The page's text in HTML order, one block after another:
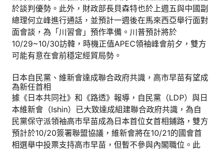
於談判優勢。此外，財政部長貝森特也於上週五與中國副
總理何立峰進行通話，並預計一週後在馬來西亞舉行面對
面會談，為「川習會」預作準備。川普預計將於
10/29~10/30訪韓，時機正值APEC領袖峰會前夕，雙方
可能有意在會前穩定經貿局勢。
日本自民黨、維新會達成聯合政府共識，高市早苗有望成
為新任首相
據《日本共同社》和《路透》報導，自民黨（LDP）與日
本維新會（Ishin）已大致達成組建聯合政府共識，為自
民黨保守派領袖高市早苗成為日本首位女首相鋪路，雙方
預計於10/20簽署聯盟協議，維新會將在10/21的國會首
相選舉中投票支持高市早苗，但暫不參與內閣職位。此